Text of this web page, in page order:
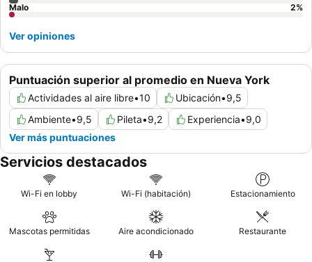
Puntuación superior al promedio en Nueva York
Actividades al aire libre•10 Ubicación•9,5
Ambiente•9,5 Pileta•9,2 Experiencia•9,0
Ver más puntuaciones
Malo
2%
Ver opiniones
Servicios destacados
Wi-Fi en lobby Wi-Fi (habitación) Estacionamiento
Mascotas permitidas Aire acondicionado Restaurante